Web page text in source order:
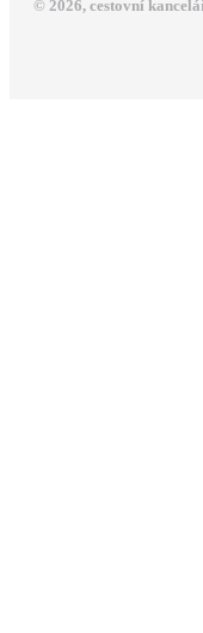
© 2026, cestovní